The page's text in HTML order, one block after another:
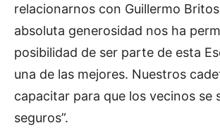
relacionarnos con Guillermo
absoluta generosidad nos ha
posibilidad de ser parte de esta
una de las mejores. Nuestros
capacitar para que los vecinos se
seguros”.